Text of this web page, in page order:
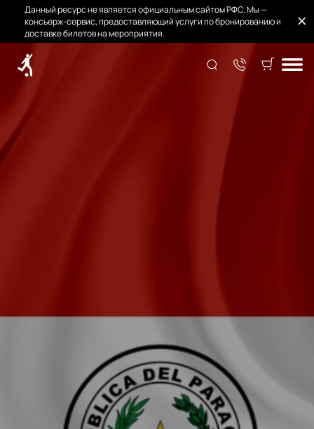
Данный ресурс не является официальным сайтом РФС. Мы —
консьерж-сервис, предоставляющий услуги по бронированию и
доставке билетов на мероприятия.